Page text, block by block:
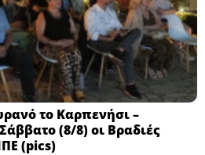
το Καρπενήσι –
(8/8) οι Βραδιές
(pics)